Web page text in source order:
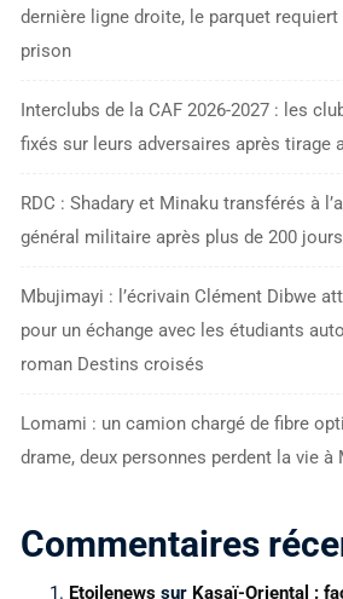
dernière ligne droite, le parquet
prison
Interclubs de la CAF 2026-2027 : les
fixés sur leurs adversaires après tirage
RDC : Shadary et Minaku transférés à
général militaire après plus de 200
Mbujimayi : l’écrivain Clément Dibwe
pour un échange avec les étudiants
roman Destins croisés
Lomami : un camion chargé de fibre
drame, deux personnes perdent la vie à
Commentaires
Etoilenews sur Kasaï-Oriental :